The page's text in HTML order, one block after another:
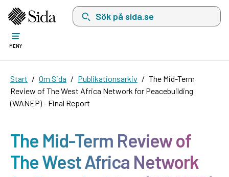
Sök på sida.se, sökförslag kommer att visas
MENY
Start Om Sida Publikationsarkiv
The Mid-Term
Review of The West Africa Network for Peacebuilding
(WANEP) - Final Report
The Mid-Term Review of
The West Africa Network